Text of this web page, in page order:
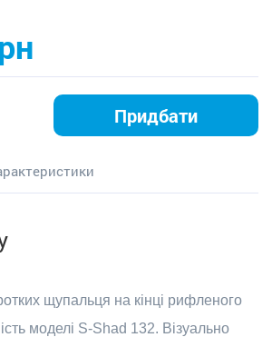
Придбати
щупальця на кінці рифленого
моделі S-Shad 132. Візуально